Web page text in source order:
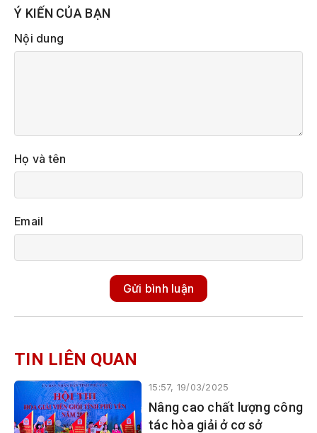
Ý KIẾN CỦA BẠN
Nội dung
Họ và tên
Email
Gửi bình luận
TIN LIÊN QUAN
15:57, 19/03/2025
Nâng cao chất lượng công
tác hòa giải ở cơ sở